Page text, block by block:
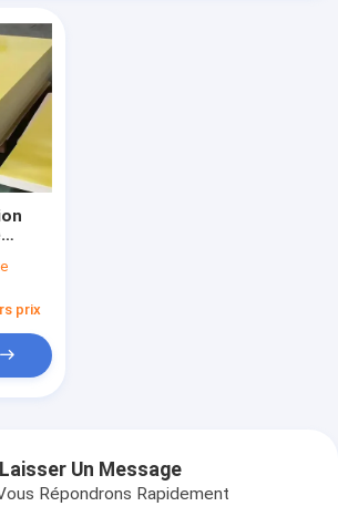
prix
Laisser Un Message
Répondrons Rapidement